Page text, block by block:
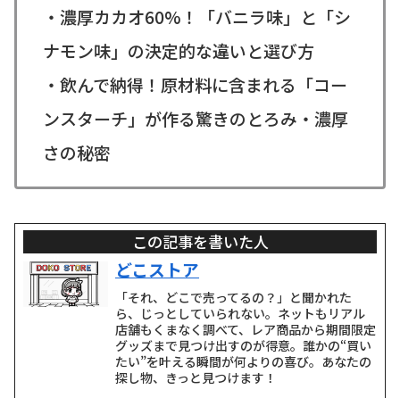
・濃厚カカオ60%！「バニラ味」と「シ
ナモン味」の決定的な違いと選び方
・飲んで納得！原材料に含まれる「コー
ンスターチ」が作る驚きのとろみ・濃厚
さの秘密
この記事を書いた人
どこストア
「それ、どこで売ってるの？」と聞かれた
ら、じっとしていられない。ネットもリアル
店舗もくまなく調べて、レア商品から期間限定
グッズまで見つけ出すのが得意。誰かの“買い
たい”を叶える瞬間が何よりの喜び。あなたの
探し物、きっと見つけます！